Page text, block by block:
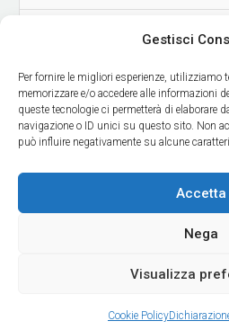
Gestisci
Per fornire le migliori esperienze, utilizziamo
memorizzare e/o accedere alle informazioni
queste tecnologie ci permetterà di elaborare
navigazione o ID unici su questo sito. Non
può influire negativamente su alcune
Accetta
Nega
Visualizza
Cookie Policy
HOW TO REACH US